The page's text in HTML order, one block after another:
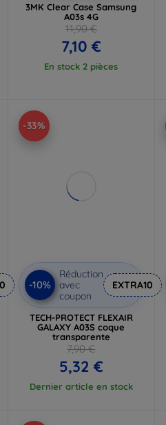
3MK Clear Case Samsung
A03s 4G
11,90 €
7,10 €
En stock 2 pièces
-33%
-10%
Réduction
avec
coupon
EXTRA10
TECH-PROTECT FLEXAIR
GALAXY A03S coque
transparente
7,90 €
5,32 €
Dernier article en stock